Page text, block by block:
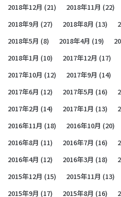
2018年12月 (21) 2018年11月 (22)
2018年9月 (27) 2018年8月 (13)
2018年5月 (8) 2018年4月 (19)
2018年1月 (10) 2017年12月 (17)
2017年10月 (12) 2017年9月 (14)
2017年6月 (12) 2017年5月 (16)
2017年2月 (14) 2017年1月 (13)
2016年11月 (18) 2016年10月 (20)
2016年8月 (11) 2016年7月 (16)
2016年4月 (12) 2016年3月 (18)
2015年12月 (15) 2015年11月 (13)
2015年9月 (17) 2015年8月 (16)